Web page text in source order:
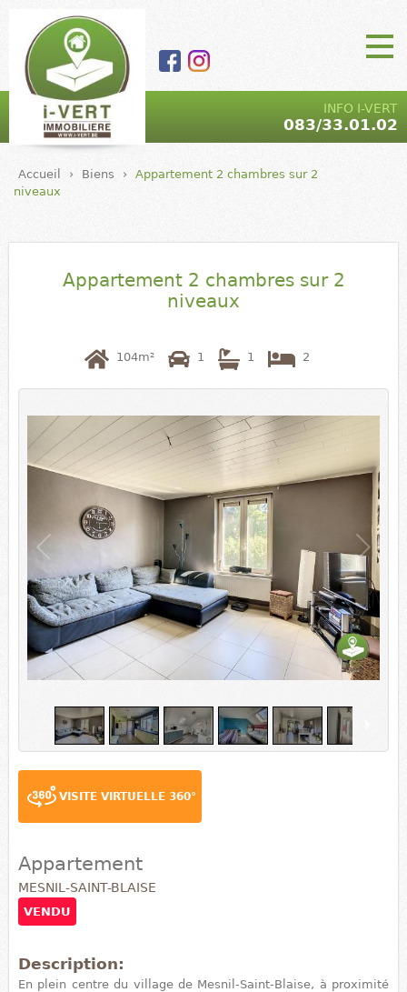
INFO I-VERT
083/33.01.02
I-VERT |
Agence
- marchand
5590 Ciney
Main Menu
Accueil › Biens ›
Appartement 2 chambres sur 2
niveaux
Appartement 2 chambres sur 2
niveaux
104m² 1 1 2
1/12
VISITE VIRTUELLE 360°
Appartement
MESNIL-SAINT-BLAISE
VENDU
Description:
En plein centre du village de Mesnil-Saint-Blaise, à proximité